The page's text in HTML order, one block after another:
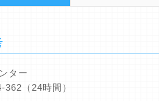
ター
362（24時間）